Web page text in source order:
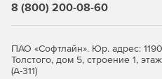
8 (800) 200-08-60
ПАО «Софтлайн». Юр. адрес:
Толстого, дом 5, строение 1,
(А-311)